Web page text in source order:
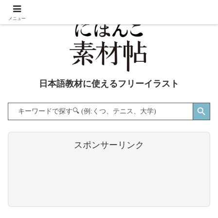
日本語教材に使えるフリーイラスト
Search
for:
Search Button
スポンサーリンク
メニュー